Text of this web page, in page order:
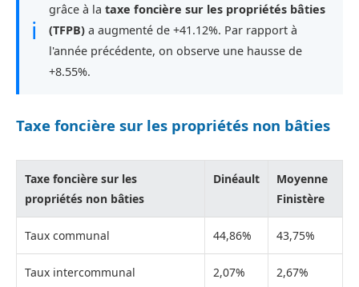
ℹ
grâce à la taxe foncière sur les propriétés bâties
(TFPB) a augmenté de +41.12%. Par rapport à
l'année précédente, on observe une hausse de
+8.55%.
Taxe foncière sur les propriétés non bâties
Taxe foncière sur les
propriétés non bâties
Dinéault
Moyenne
Finistère
Taux communal 44,86% 43,75%
Taux intercommunal 2,07% 2,67%